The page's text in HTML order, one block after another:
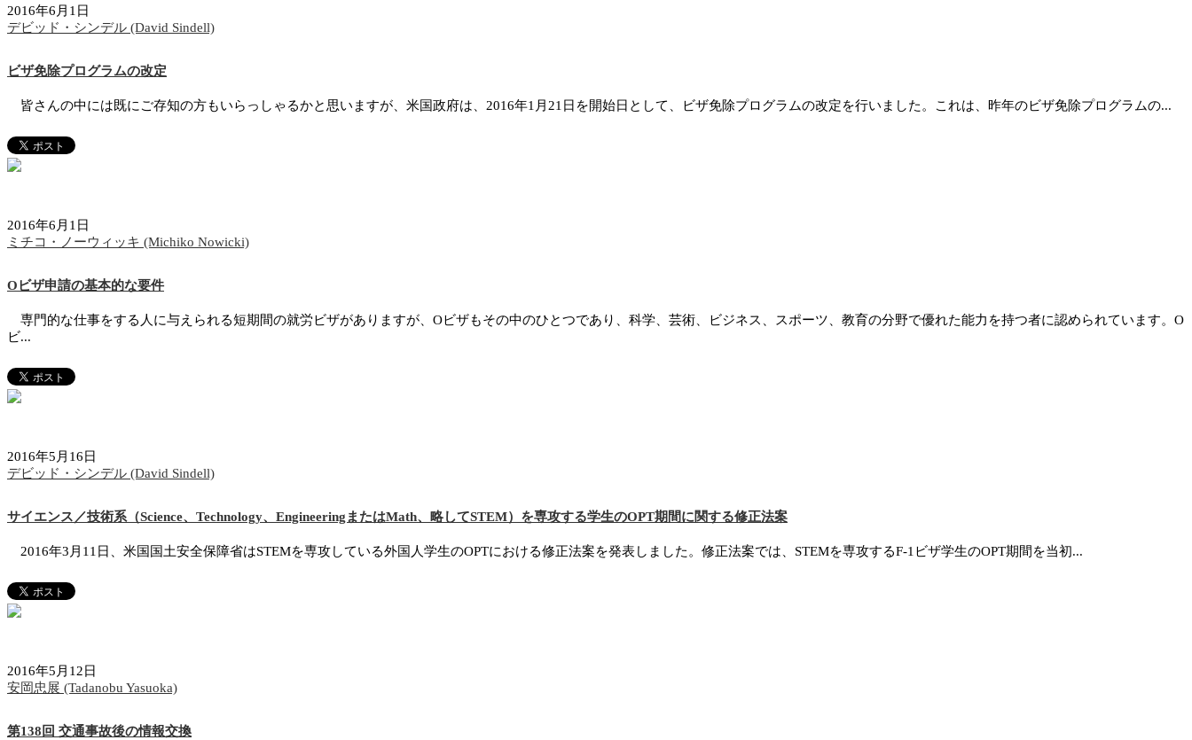
2016年6月1日
デビッド・シンデル (David Sindell)
ビザ免除プログラムの改定
皆さんの中には既にご存知の方もいらっしゃるかと思いますが、米国政府は、2016年1月21日を開始日として、ビザ免除プログラムの改定を行いました。これは、昨年のビザ免除プログラムの...
2016年6月1日
ミチコ・ノーウィッキ (Michiko Nowicki)
Oビザ申請の基本的な要件
専門的な仕事をする人に与えられる短期間の就労ビザがありますが、Oビザもその中のひとつであり、科学、芸術、ビジネス、スポーツ、教育の分野で優れた能力を持つ者に認められています。O
ビ...
2016年5月16日
デビッド・シンデル (David Sindell)
サイエンス／技術系（Science、Technology、EngineeringまたはMath、略してSTEM）を専攻する学生のOPT期間に関する修正法案
2016年3月11日、米国国土安全保障省はSTEMを専攻している外国人学生のOPTにおける修正法案を発表しました。修正法案では、STEMを専攻するF-1ビザ学生のOPT期間を当初...
2016年5月12日
安岡忠展 (Tadanobu Yasuoka)
第138回 交通事故後の情報交換